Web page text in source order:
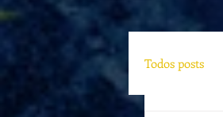
Todos posts